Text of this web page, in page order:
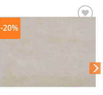
-20%